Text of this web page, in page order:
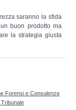
saranno la sfida
buon prodotto ma
la strategia giusta
Forensi e Consulenze